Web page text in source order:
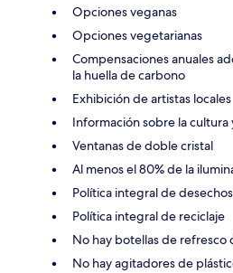
Opciones veganas
Opciones vegetarianas
Compensaciones anuales
la huella de carbono
Exhibición de artistas locales
Información sobre la cultura
Ventanas de doble cristal
Al menos el 80% de la
Política integral de
Política integral de reciclaje
No hay botellas de refresco
No hay agitadores de